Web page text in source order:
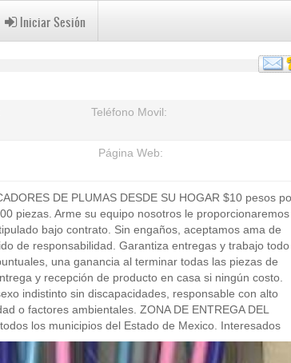
Iniciar Sesión
Teléfono Movil:
Página Web:
DE PLUMAS DESDE SU HOGAR $10 pesos
piezas. Arme su equipo nosotros le proporcionaremos
bajo contrato. Sin engaños, aceptamos ama de
de responsabilidad. Garantiza entregas y trabajo
una ganancia al terminar todas las piezas de
y recepción de producto en casa si ningún costo.
indistinto sin discapacidades, responsable con alto
o factores ambientales. ZONA DE ENTREGA DEL
los municipios del Estado de Mexico. Interesados